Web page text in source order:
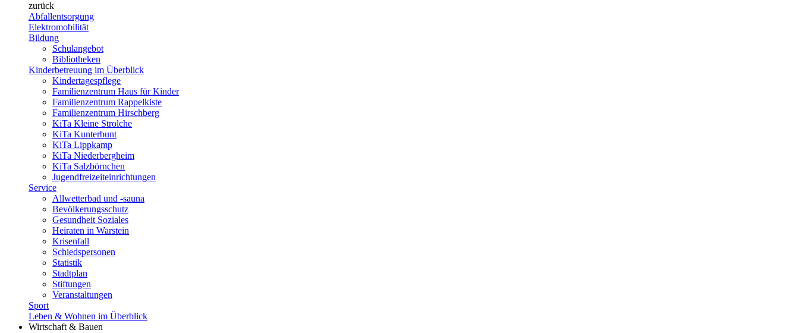
zurück
Abfallentsorgung
Elektromobilität
Bildung
Schulangebot
Bibliotheken
Kinderbetreuung im Überblick
Kindertagespflege
Familienzentrum Haus für Kinder
Familienzentrum Rappelkiste
Familienzentrum Hirschberg
KiTa Kleine Strolche
KiTa Kunterbunt
KiTa Lippkamp
KiTa Niederbergheim
KiTa Salzbörnchen
Jugendfreizeiteinrichtungen
Service
Allwetterbad und -sauna
Bevölkerungsschutz
Gesundheit Soziales
Heiraten in Warstein
Krisenfall
Schiedspersonen
Statistik
Stadtplan
Stiftungen
Veranstaltungen
Sport
Leben & Wohnen im Überblick
Wirtschaft & Bauen